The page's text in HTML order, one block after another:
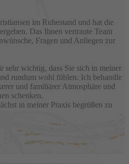
im Ruhestand und hat die
Das Ihnen vertraute Team
Fragen und Anliegen zur
sehr wichtig, dass Sie sich in meiner
rundum wohl fühlen. Ich behandle
und familiärer Atmosphäre und
schenken.
in meiner Praxis begrüßen zu